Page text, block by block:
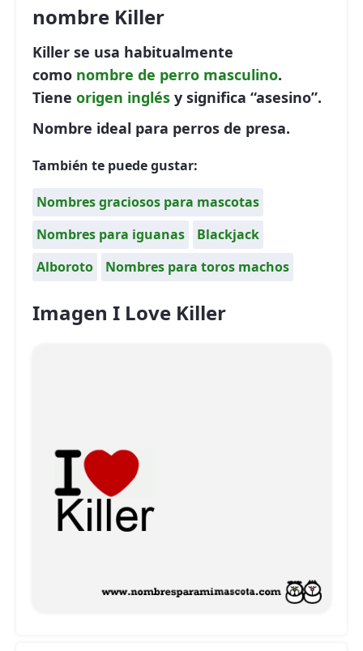
nombre Killer
Killer se usa habitualmente
como nombre de perro masculino.
Tiene origen inglés y significa “asesino”.
Nombre ideal para perros de presa.
También te puede gustar:
Nombres graciosos para mascotas
Nombres para iguanas
Blackjack
Alboroto
Nombres para toros machos
Imagen I Love Killer